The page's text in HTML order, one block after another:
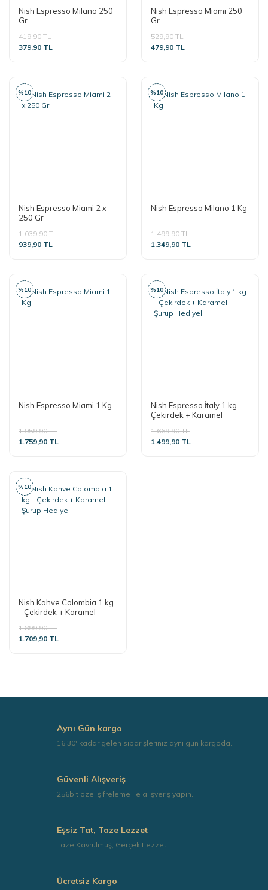
Nish Espresso Milano 250
Gr
419,90 TL
379,90 TL
Nish Espresso Miami 250
Gr
529,90 TL
479,90 TL
%10
Nish Espresso Miami 2 x
250 Gr
1.039,90 TL
939,90 TL
%10
Nish Espresso Milano 1 Kg
1.499,90 TL
1.349,90 TL
%10
Nish Espresso Miami 1 Kg
1.959,90 TL
1.759,90 TL
%10
Nish Espresso İtaly 1 kg -
Çekirdek + Karamel
1.669,90 TL
1.499,90 TL
%10
Nish Kahve Colombia 1 kg
- Çekirdek + Karamel
1.899,90 TL
1.709,90 TL
Aynı Gün kargo
16:30' kadar gelen siparişleriniz aynı gün kargoda.
Güvenli Alışveriş
256bit özel şifreleme ile alışveriş yapın.
Eşsiz Tat, Taze Lezzet
Taze Kavrulmuş, Gerçek Lezzet
Ücretsiz Kargo